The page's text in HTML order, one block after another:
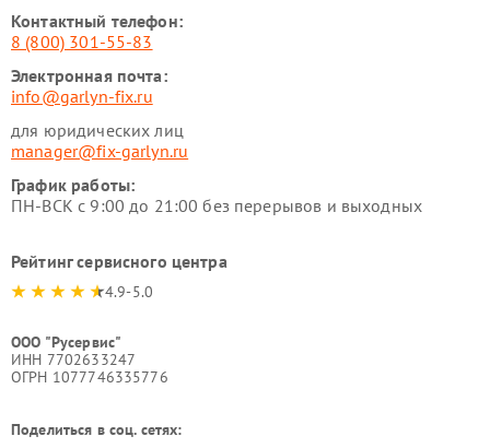
Контактный телефон:
8 (800) 301-55-83
Электронная почта:
info@garlyn-fix.ru
для юридических лиц
manager@fix-garlyn.ru
График работы:
ПН-ВСК с 9:00 до 21:00 без перерывов и выходных
Рейтинг сервисного центра
4.9-5.0
ООО "Русервис"
ИНН 7702633247
ОГРН 1077746335776
Поделиться в соц. сетях: